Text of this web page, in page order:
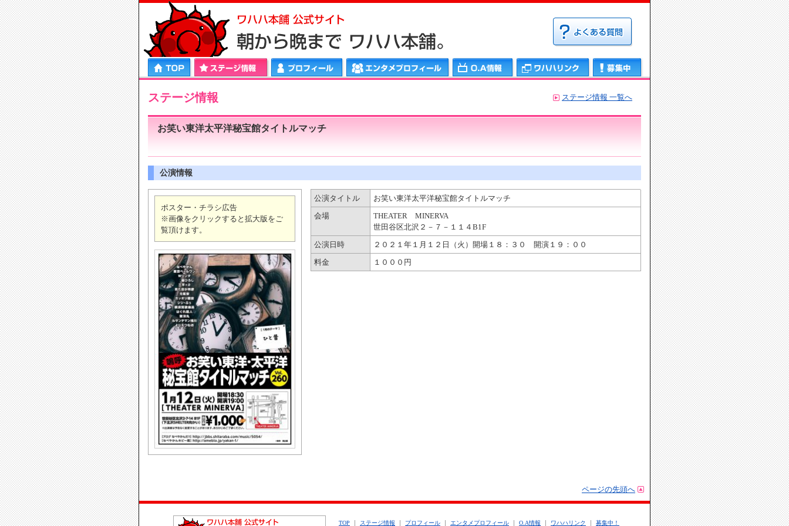
ステージ情報 プロフィールエンタメプロフィール ＯＡ情報 ワハハリンク 募集中
ステージ情報 ステージ情報 一覧へ
お笑い東洋太平洋秘宝館タイトルマッチ
公演情報
ポスター・チラシ広告
※画像をクリックすると拡大版をご
覧頂けます。
公演タイトル
お笑い東洋太平洋秘宝館タイトルマッチ
会場
THEATER MINERVA
世田谷区北沢２－７－１１４B1F
公演日時
２０２１年１月１２日（火）開場１８：３０ 開演１９：００
料金
１０００円
ページの先頭へ
TOP ステージ情報 プロフィール エンタメプロフィール O.A情報 ワハハリンク 募集中！